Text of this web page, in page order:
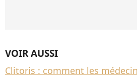
VOIR AUSSI
Clitoris : comment les